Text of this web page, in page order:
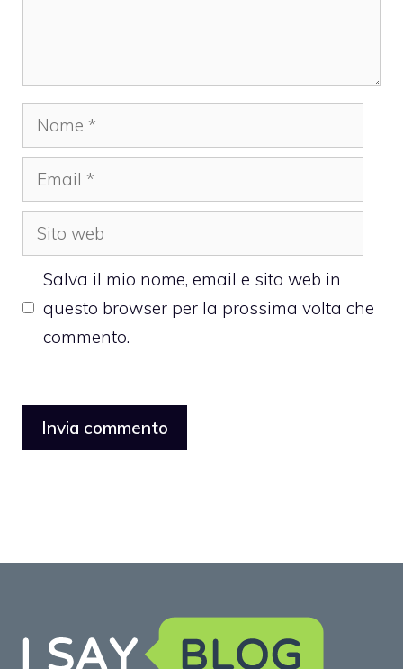
Nome
Email
Sito
web
Salva il mio nome, email e sito web in
questo browser per la prossima volta che
commento.